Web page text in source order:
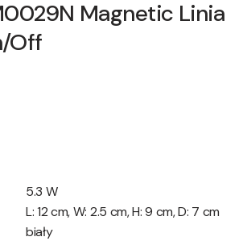
Magnetic Linia
Off
5.3 W
L: 12 cm, W: 2.5 cm, H: 9 cm, D: 7 cm
biały